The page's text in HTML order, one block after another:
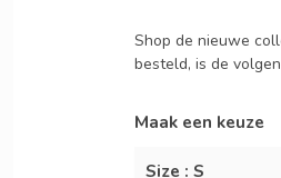
Shop de nieuwe
besteld, is de
Maak een keuze
Size : S